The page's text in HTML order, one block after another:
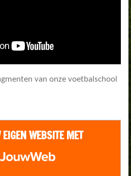
van onze voetbalschool
WEBSITE MET